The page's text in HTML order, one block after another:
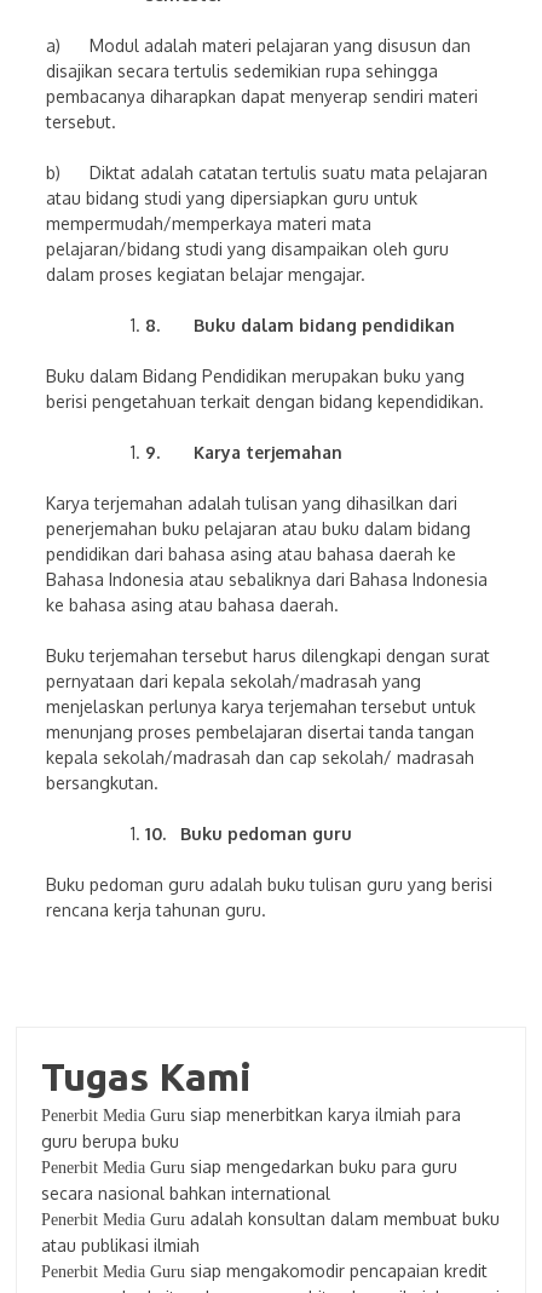
a) Modul adalah materi pelajaran yang disusun dan
disajikan secara tertulis sedemikian rupa sehingga
pembacanya diharapkan dapat menyerap sendiri materi
tersebut.
b) Diktat adalah catatan tertulis suatu mata pelajaran
atau bidang studi yang dipersiapkan guru untuk
mempermudah/memperkaya materi mata
pelajaran/bidang studi yang disampaikan oleh guru
dalam proses kegiatan belajar mengajar.
8. Buku dalam bidang pendidikan
Buku dalam Bidang Pendidikan merupakan buku yang
berisi pengetahuan terkait dengan bidang kependidikan.
9. Karya terjemahan
Karya terjemahan adalah tulisan yang dihasilkan dari
penerjemahan buku pelajaran atau buku dalam bidang
pendidikan dari bahasa asing atau bahasa daerah ke
Bahasa Indonesia atau sebaliknya dari Bahasa Indonesia
ke bahasa asing atau bahasa daerah.
Buku terjemahan tersebut harus dilengkapi dengan surat
pernyataan dari kepala sekolah/madrasah yang
menjelaskan perlunya karya terjemahan tersebut untuk
menunjang proses pembelajaran disertai tanda tangan
kepala sekolah/madrasah dan cap sekolah/ madrasah
bersangkutan.
10. Buku pedoman guru
Buku pedoman guru adalah buku tulisan guru yang berisi
rencana kerja tahunan guru.
Tugas Kami
Penerbit Media Guru siap menerbitkan karya ilmiah para
guru berupa buku
Penerbit Media Guru siap mengedarkan buku para guru
secara nasional bahkan international
Penerbit Media Guru adalah konsultan dalam membuat buku
atau publikasi ilmiah
Penerbit Media Guru siap mengakomodir pencapaian kredit